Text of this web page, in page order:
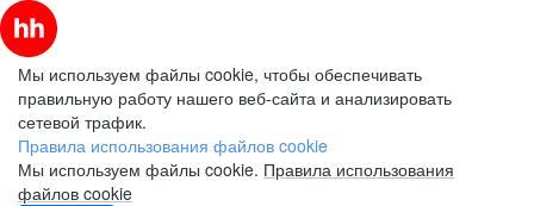
Мы используем файлы cookie, чтобы обеспечивать
правильную работу нашего веб-сайта и анализировать
сетевой трафик.
Правила использования файлов cookie
Мы используем файлы cookie. Правила использования
файлов cookie